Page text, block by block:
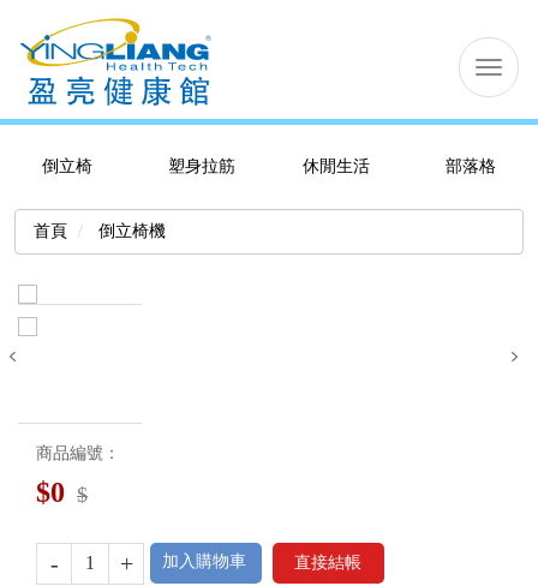
切
换
导
倒立椅
塑身拉筋 休閒生活 部落格
首頁 倒立椅機
商品編號：
$0 $
- + 加入購物車 直接結帳